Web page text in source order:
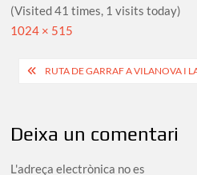
(Visited 41 times, 1 visits today)
Full
1024 × 515
Navegació
RUTA DE GARRAF A VILANOVA I
Deixa un comentari
L'adreça electrònica no es